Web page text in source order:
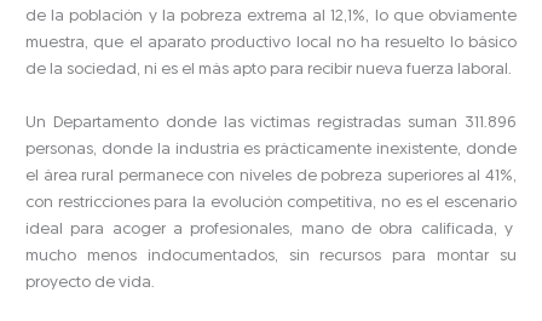
de la población y la pobreza extrema al 12,1%, lo que obviamente
muestra, que el aparato productivo local no ha resuelto lo básico
de la sociedad, ni es el más apto para recibir nueva fuerza laboral.
Un Departamento donde las víctimas registradas suman 311.896
personas, donde la industria es prácticamente inexistente, donde
el área rural permanece con niveles de pobreza superiores al 41%,
con restricciones para la evolución competitiva, no es el escenario
ideal para acoger a profesionales, mano de obra calificada, y
mucho menos indocumentados, sin recursos para montar su
proyecto de vida.